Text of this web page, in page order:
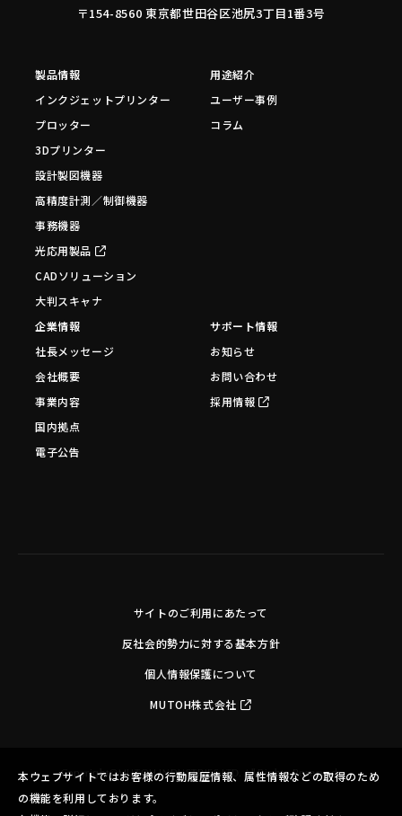
〒154-8560 東京都世田谷区池尻3丁目1番3号
製品情報
インクジェットプリンター
プロッター
3Dプリンター
設計製図機器
高精度計測／制御機器
事務機器
光応用製品
CADソリューション
大判スキャナ
用途紹介
ユーザー事例
コラム
企業情報
社長メッセージ
会社概要
事業内容
国内拠点
電子公告
サポート情報
お知らせ
お問い合わせ
採用情報
サイトのご利用にあたって
反社会的勢力に対する基本方針
個人情報保護について
MUTOH株式会社
Copyright©MUTOH INDUSTRIES LTD. All Rights Reserved.
本ウェブサイトではお客様の行動履歴情報、属性情報などの取得のため
の機能を利用しております。